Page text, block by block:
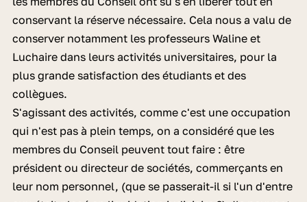
conservant la réserve nécessaire. Cela nous a valu de
conserver notamment les professeurs Waline et
Luchaire dans leurs activités universitaires, pour la
plus grande satisfaction des étudiants et des
collègues.
S'agissant des activités, comme c'est une occupation
qui n'est pas à plein temps, on a considéré que les
membres du Conseil peuvent tout faire : être
président ou directeur de sociétés, commerçants en
leur nom personnel, (que se passerait-il si l'un d'entre